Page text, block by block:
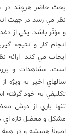
ورزشی
محیط
زیست
علم
و
فناوری
بحث حاضر هرچند در
نظر مي رسد در جهت
و مؤثّر باشد. يكي از
انجام كار و نتيجه
ايجاب مي كند، ارائه
است. مشاهدات و
سالهاي اخير به ويژه
تكليفي به خود گرفته
تنها باري از دوش
مشكل و معضل تازه اي
اصولاً هميشه و در همة